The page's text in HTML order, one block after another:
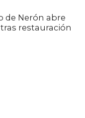
de Nerón abre
restauración